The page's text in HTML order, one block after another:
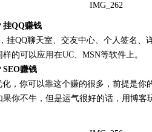
挂QQ赚钱
QQ聊天室、交友中心、个人签名、
的可以应用在UC、MSN等软件上。
SEO赚钱
你可以靠这个赚的很多，前提是你
你不牛，但是运气很好的话，用博客